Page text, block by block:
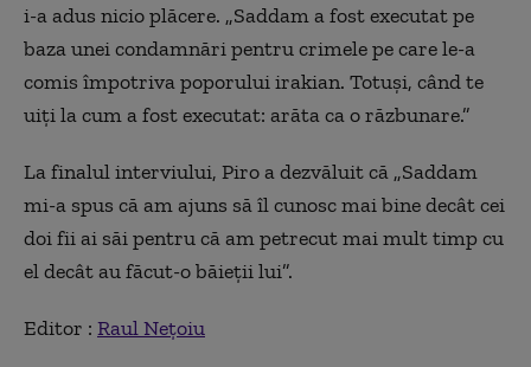
i-a adus nicio plăcere. „Saddam a fost executat pe
baza unei condamnări pentru crimele pe care le-a
comis împotriva poporului irakian. Totuși, când te
uiți la cum a fost executat: arăta ca o răzbunare.”
La finalul interviului, Piro a dezvăluit că „Saddam
mi-a spus că am ajuns să îl cunosc mai bine decât cei
doi fii ai săi pentru că am petrecut mai mult timp cu
el decât au făcut-o băieții lui”.
Editor : Raul Nețoiu